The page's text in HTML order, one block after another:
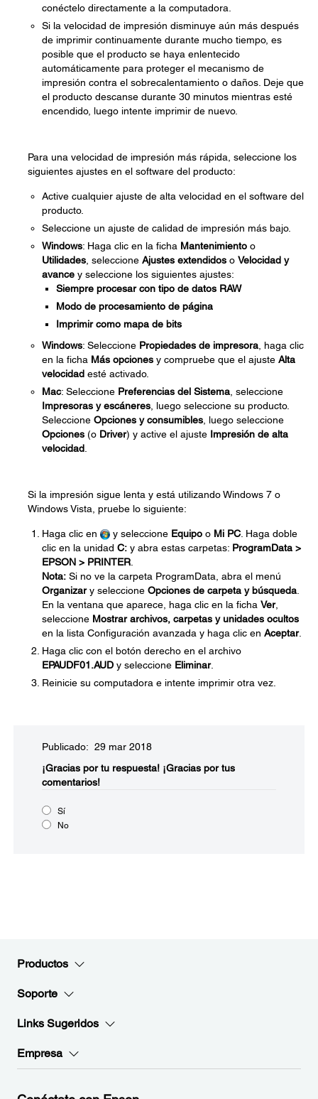
conéctelo directamente a la computadora.
Si la velocidad de impresión disminuye aún más después
de imprimir continuamente durante mucho tiempo, es
posible que el producto se haya enlentecido
automáticamente para proteger el mecanismo de
impresión contra el sobrecalentamiento o daños. Deje que
el producto descanse durante 30 minutos mientras esté
encendido, luego intente imprimir de nuevo.
Para una velocidad de impresión más rápida, seleccione los
siguientes ajustes en el software del producto:
Active cualquier ajuste de alta velocidad en el software del
producto.
Seleccione un ajuste de calidad de impresión más bajo.
Windows: Haga clic en la ficha Mantenimiento o
Utilidades , seleccione Ajustes extendidos o Velocidad y
avance y seleccione los siguientes ajustes:
Siempre procesar con tipo de datos RAW
Modo de procesamiento de página
Imprimir como mapa de bits
Windows: Seleccione Propiedades de impresora , haga clic
en la ficha Más opciones y compruebe que el ajuste Alta
velocidad esté activado.
Mac: Seleccione Preferencias del Sistema , seleccione
Impresoras y escáneres , luego seleccione su producto.
Seleccione Opciones y consumibles , luego seleccione
Opciones (o Driver) y active el ajuste Impresión de alta
velocidad
Si la impresión sigue lenta y está utilizando Windows 7 o
Windows Vista, pruebe lo siguiente:
Haga clic en y seleccione Equipo o Mi PC . Haga doble
clic en la unidad C: y abra estas carpetas: ProgramData >
EPSON > PRINTER
Nota: Si no ve la carpeta ProgramData, abra el menú
Organizary seleccione Opciones de carpeta y búsqueda
En la ventana que aparece, haga clic en la ficha Ver,
seleccione Mostrar archivos, carpetas y unidades ocultos
en la lista Configuración avanzada y haga clic en Aceptar.
Haga clic con el botón derecho en el archivo
EPAUDF01.AUD y seleccione Eliminar.
Reinicie su computadora e intente imprimir otra vez.
Publicado: 29 mar 2018
¡Gracias por tu respuesta! ¡Gracias por tus
comentarios!
Sí
No
Productos
Soporte
Links Sugeridos
Empresa